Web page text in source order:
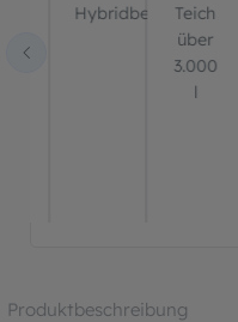
HybridbetriebTeich
über
3.000
l
Produktbeschreibung